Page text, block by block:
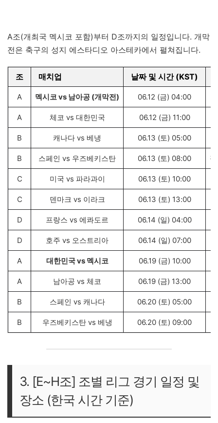
A조(개최국 멕시코 포함)부터 D조까지의 일정입니다. 개막
전은 축구의 성지 에스타디오 아스테카에서 펼쳐집니다.
조 매치업 날짜 및 시간 (KST)
A 멕시코 vs 남아공 (개막전) 06.12 (금) 04:00
A 체코 vs 대한민국 06.12 (금) 11:00
B 캐나다 vs 베냉 06.13 (토) 05:00
B 스페인 vs 우즈베키스탄 06.13 (토) 08:00
C 미국 vs 파라과이 06.13 (토) 10:00
C 덴마크 vs 이라크 06.13 (토) 13:00
D 프랑스 vs 에콰도르 06.14 (일) 04:00
D 호주 vs 오스트리아 06.14 (일) 07:00
A 대한민국 vs 멕시코 06.19 (금) 10:00
A 남아공 vs 체코 06.19 (금) 13:00
B 스페인 vs 캐나다 06.20 (토) 05:00
B 우즈베키스탄 vs 베냉 06.20 (토) 09:00
3. [E~H조] 조별 리그 경기 일정 및
장소 (한국 시간 기준)